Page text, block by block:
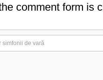
comment form is
simfonii de vară